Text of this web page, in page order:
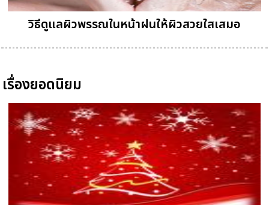
วิธีดูแลผิวพรรณในหน้าฝนให้ผิวสวยใสเสมอ
เรื่องยอดนิยม